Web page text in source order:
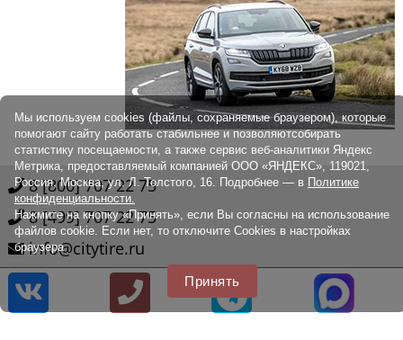
8 [800] 707 22 75
8 [499] 707 22 75
info@citytire.ru
Мы используем cookies (файлы, сохраняемые браузером), которые
помогают сайту работать стабильнее и позволяютсобирать
статистику посещаемости, а также сервис веб-аналитики Яндекс
Метрика, предоставляемый компанией ООО «ЯНДЕКС», 119021,
Россия, Москва, ул. Л. Толстого, 16. Подробнее — в Политике
конфиденциальности.
Нажмите на кнопку «Принять», если Вы согласны на использование
файлов cookie. Если нет, то отключите Cookies в настройках
браузера
Принять